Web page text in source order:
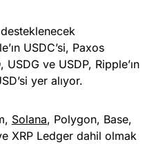
USDC’si, Paxos
USDG ve USDP, Ripple’ın
yer alıyor.
Solana, Polygon, Base,
XRP Ledger dahil olmak